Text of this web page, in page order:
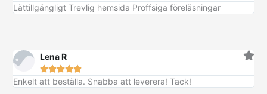
Lättillgängligt Trevlig hemsida Proffsiga föreläsningar
Lena R

Enkelt att beställa. Snabba att leverera! Tack!